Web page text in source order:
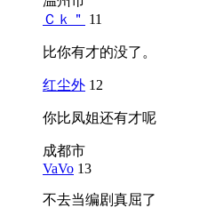
Ｃｋ＂ 11
比你有才的没了。
红尘外 12
你比凤姐还有才呢
成都市
VaVo 13
不去当编剧真屈了